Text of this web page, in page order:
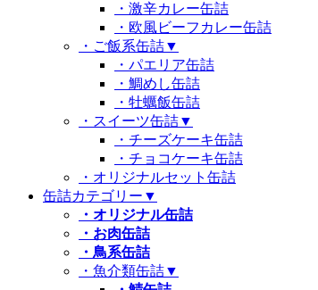
・激辛カレー缶詰
・欧風ビーフカレー缶詰
・ご飯系缶詰▼
・パエリア缶詰
・鯛めし缶詰
・牡蠣飯缶詰
・スイーツ缶詰▼
・チーズケーキ缶詰
・チョコケーキ缶詰
・オリジナルセット缶詰
缶詰カテゴリー ▼
・オリジナル缶詰
・お肉缶詰
・鳥系缶詰
・魚介類缶詰▼